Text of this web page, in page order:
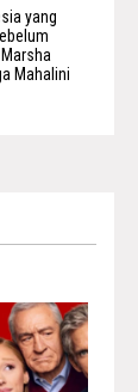
yang
Mahalini